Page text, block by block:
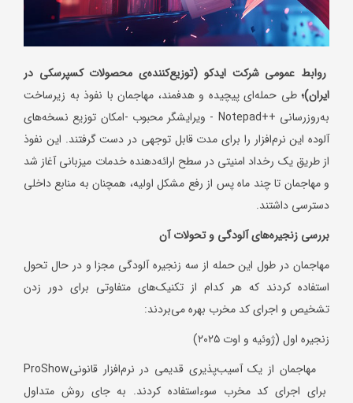
روابط عمومی شرکت ایدکو (توزیع‌کننده‌ی محصولات کسپرسکی در
ایران)؛طی حمله‌ای پیچیده و هدفمند، مهاجمان با نفوذ به زیرساخت
به‌روزرسانی ++Notepad - ویرایشگر محبوب -امکان توزیع نسخه‌های
آلوده این نرم‌افزار را برای مدت قابل توجهی در دست گرفتند. این نفوذ
از طریق یک رخداد امنیتی در سطح ارائه‌دهنده خدمات میزبانی آغاز شد
و مهاجمان تا چند ماه پس از رفع مشکل اولیه، همچنان به منابع داخلی
دسترسی داشتند.
بررسی زنجیره‌های آلودگی و تحولات آن
مهاجمان در طول این حمله از سه زنجیره آلودگی مجزا و در حال تحول
استفاده کردند که هر کدام از تکنیک‌های متفاوتی برای دور زدن
تشخیص و اجرای کد مخرب بهره می‌بردند:
زنجیره اول (ژوئیه و اوت ۲۰۲۵)
مهاجمان از یک آسیب‌پذیری قدیمی در نرم‌افزار قانونیProShow
برای اجرای کد مخرب سوءاستفاده کردند. به جای روش متداول